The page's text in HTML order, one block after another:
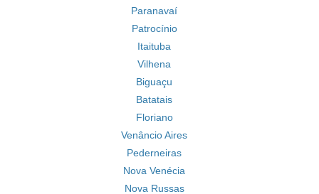
Paranavaí
Patrocínio
Itaituba
Vilhena
Biguaçu
Batatais
Floriano
Venâncio Aires
Pederneiras
Nova Venécia
Nova Russas